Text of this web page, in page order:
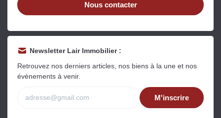
Nous contacter
Newsletter Lair Immobilier :
Retrouvez nos derniers articles, nos biens à la une et nos
évènements à venir.
M'inscrire